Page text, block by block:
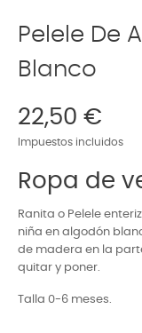
Pelele De
Blanco
22,50 €
Impuestos incluidos
Ropa de
Ranita o Pelele
niña en algodón
de madera en la
quitar y poner.
Talla 0-6 meses.